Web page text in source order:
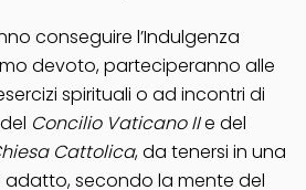
conseguire l’Indulgenza
devoto, parteciperanno alle
spirituali o ad incontri di
Concilio Vaticano IIe del
Cattolica, da tenersi in una
secondo la mente del